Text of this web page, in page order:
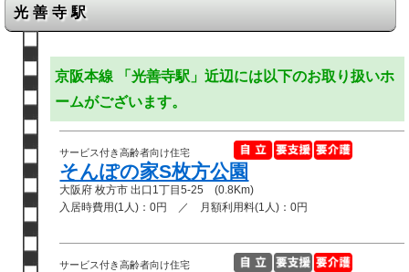
光善寺駅
京阪本線 「光善寺駅」近辺には以下のお取り扱いホ
ームがございます。
サービス付き高齢者向け住宅
そんぽの家S枚方公園
大阪府 枚方市 出口1丁目5-25 (0.8Km)
入居時費用(1人)：0円 ／ 月額利用料(1人)：0円
サービス付き高齢者向け住宅